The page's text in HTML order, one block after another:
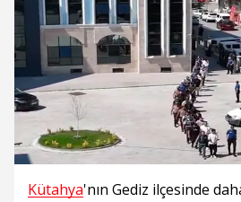
Kütahya'nın Gediz ilçesinde